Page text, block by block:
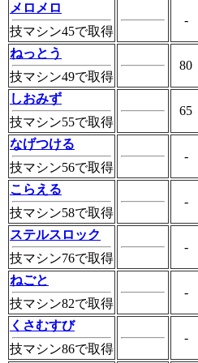
メロメロ
技マシン45で取得
-
ねっとう
技マシン49で取得
80
しおみず
技マシン55で取得
65
なげつける
技マシン56で取得
-
こらえる
技マシン58で取得
-
ステルスロック
技マシン76で取得
-
ねごと
技マシン82で取得
-
くさむすび
技マシン86で取得
-